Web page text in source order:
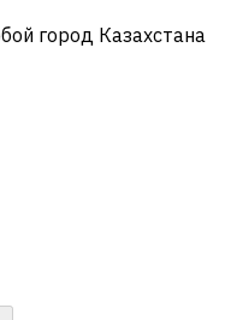
город Казахстана